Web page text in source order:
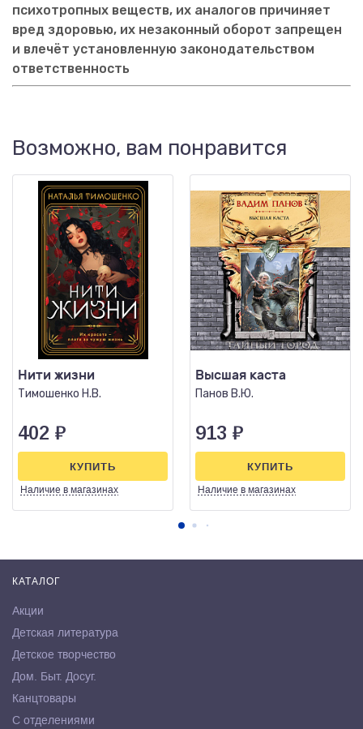
психотропных веществ, их аналогов причиняет
вред здоровью, их незаконный оборот запрещен
и влечёт установленную законодательством
ответственность
Возможно, вам понравится
Нити жизни
Тимошенко Н.В.
402 ₽
Наличие в магазинах
КУПИТЬ
Высшая каста
Панов В.Ю.
913 ₽
Наличие в магазинах
КУПИТЬ
КАТАЛОГ
Акции
Детская литература
Детское творчество
Дом. Быт. Досуг.
Канцтовары
С отделениями